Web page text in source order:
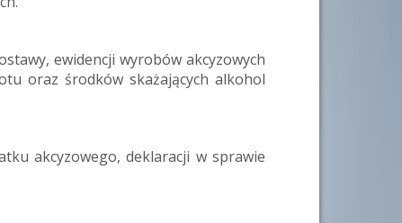
ewidencji wyrobów akcyzowych
oraz środków skażających alkohol
akcyzowego, deklaracji w sprawie